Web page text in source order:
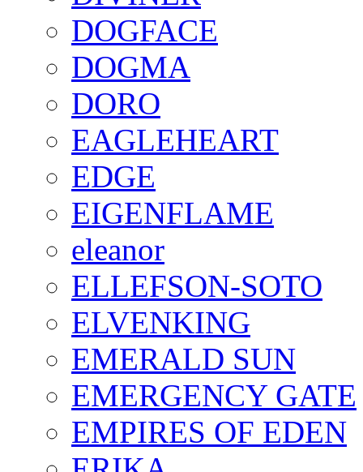
DOGFACE
DOGMA
DORO
EAGLEHEART
EDGE
EIGENFLAME
eleanor
ELLEFSON-SOTO
ELVENKING
EMERALD SUN
EMERGENCY GATE
EMPIRES OF EDEN